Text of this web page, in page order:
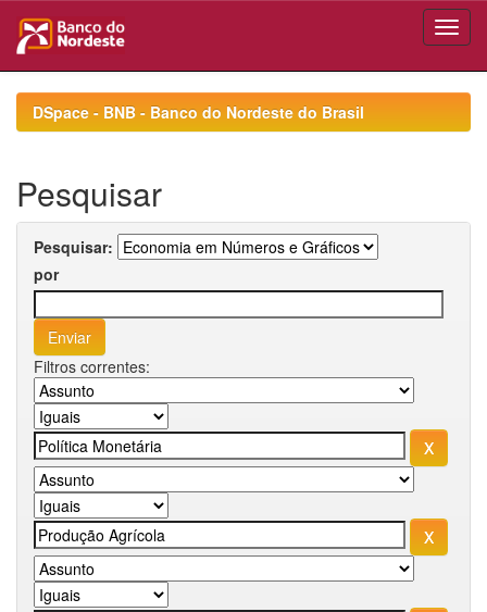
navigationDSpace - BNB - Banco do Nordeste do Brasil
Pesquisar
Pesquisar:
por
Filtros correntes: